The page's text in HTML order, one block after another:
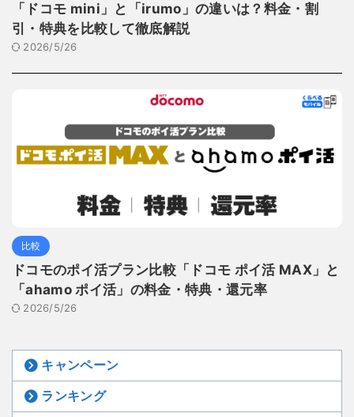
「ドコモ mini」と「irumo」の違いは？料金・割
引・特典を比較して徹底解説
2026/5/26
比較
ドコモのポイ活プラン比較「ドコモ ポイ活 MAX」と
「ahamo ポイ活」の料金・特典・還元率
2026/5/26
キャンペーン
ランキング